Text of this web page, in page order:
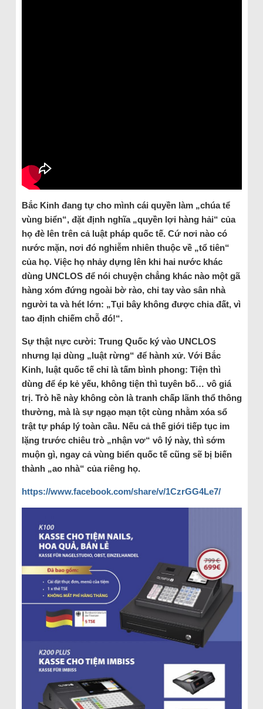
Bắc Kinh đang tự cho mình cái quyền làm „chúa tể
vùng biển“, đặt định nghĩa „quyền lợi hàng hải“ của
họ đè lên trên cả luật pháp quốc tế. Cứ nơi nào có
nước mặn, nơi đó nghiễm nhiên thuộc về „tổ tiên“
của họ. Việc họ nhảy dựng lên khi hai nước khác
dùng UNCLOS để nói chuyện chẳng khác nào một gã
hàng xóm đứng ngoài bờ rào, chỉ tay vào sân nhà
người ta và hét lớn: „Tụi bây không được chia đất, vì
tao định chiếm chỗ đó!“.
Sự thật nực cười: Trung Quốc ký vào UNCLOS
nhưng lại dùng „luật rừng“ để hành xử. Với Bắc
Kinh, luật quốc tế chỉ là tấm bình phong: Tiện thì
dùng để ép kẻ yếu, không tiện thì tuyên bố… vô giá
trị. Trò hề này không còn là tranh chấp lãnh thổ thông
thường, mà là sự ngạo mạn tột cùng nhằm xóa sổ
trật tự pháp lý toàn cầu. Nếu cả thế giới tiếp tục im
lặng trước chiêu trò „nhận vơ“ vô lý này, thì sớm
muộn gì, ngay cả vùng biển quốc tế cũng sẽ bị biến
thành „ao nhà“ của riêng họ.
https://www.facebook.com/share/v/1CzrGG4Le7/